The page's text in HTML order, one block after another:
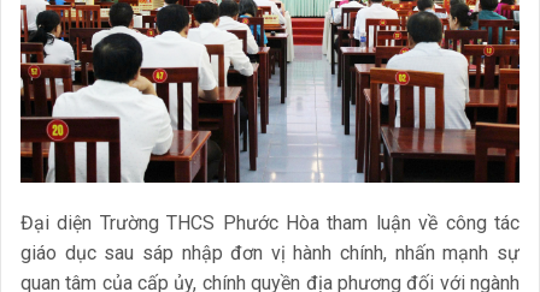
Đại diện Trường THCS Phước Hòa tham luận về công tác
giáo dục sau sáp nhập đơn vị hành chính, nhấn mạnh sự
quan tâm của cấp ủy, chính quyền địa phương đối với ngành